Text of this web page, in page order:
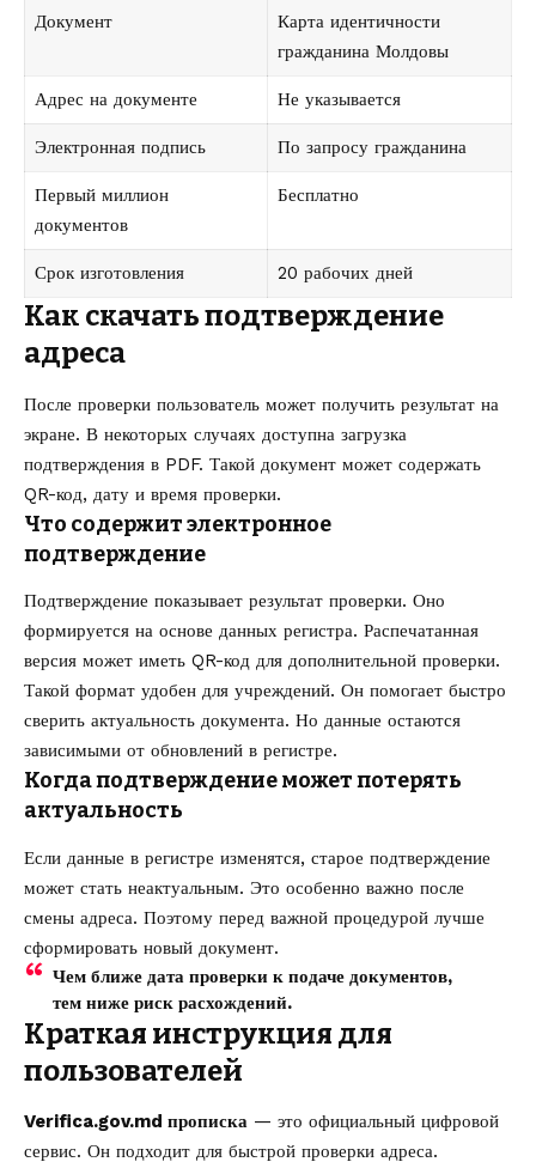
Документ
Карта идентичности
гражданина Молдовы
Адрес на документе Не указывается
Электронная подпись По запросу гражданина
Первый миллион
документов
Бесплатно
Срок изготовления 20 рабочих дней
Как скачать подтверждение
адреса
После проверки пользователь может получить результат на
экране. В некоторых случаях доступна загрузка
подтверждения в PDF. Такой документ может содержать
QR-код, дату и время проверки.
Что содержит электронное
подтверждение
Подтверждение показывает результат проверки. Оно
формируется на основе данных регистра. Распечатанная
версия может иметь QR-код для дополнительной проверки.
Такой формат удобен для учреждений. Он помогает быстро
сверить актуальность документа. Но данные остаются
зависимыми от обновлений в регистре.
Когда подтверждение может потерять
актуальность
Если данные в регистре изменятся, старое подтверждение
может стать неактуальным. Это особенно важно после
смены адреса. Поэтому перед важной процедурой лучше
сформировать новый документ.
Чем ближе дата проверки к подаче документов,
тем ниже риск расхождений.
Краткая инструкция для
пользователей
Verifica.gov.md прописка — это официальный цифровой
сервис. Он подходит для быстрой проверки адреса.